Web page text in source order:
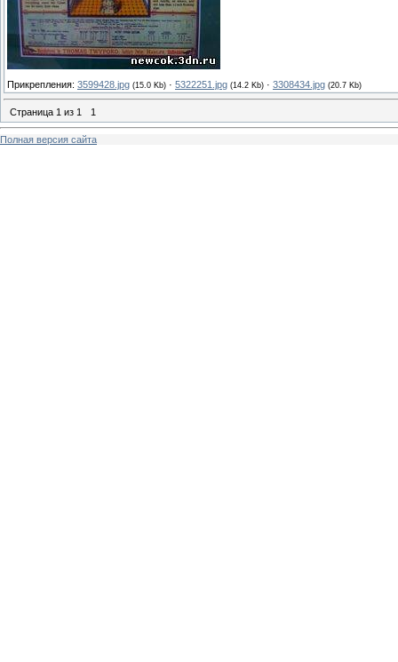
Прикрепления: 3599428.jpg (15.0 Kb) · 5322251.jpg (14.2 Kb) · 3308434.jpg (20.7 Kb)
Страница 1 из 1 1
Полная версия сайта